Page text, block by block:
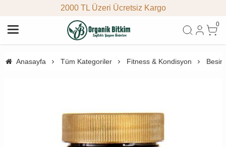
2000 TL Üzeri Ücretsiz Kargo
0
Anasayfa Tüm Kategoriler Fitness & Kondisyon Besin